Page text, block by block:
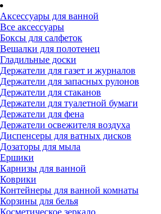
Аксессуары для ванной
Все аксессуары
Боксы для салфеток
Вешалки для полотенец
Гладильные доски
Держатели для газет и журналов
Держатели для запасных рулонов
Держатели для стаканов
Держатели для туалетной бумаги
Держатели для фена
Держатели освежителя воздуха
Диспенсеры для ватных дисков
Дозаторы для мыла
Ершики
Карнизы для ванной
Коврики
Контейнеры для ванной комнаты
Корзины для белья
Косметическое зеркало